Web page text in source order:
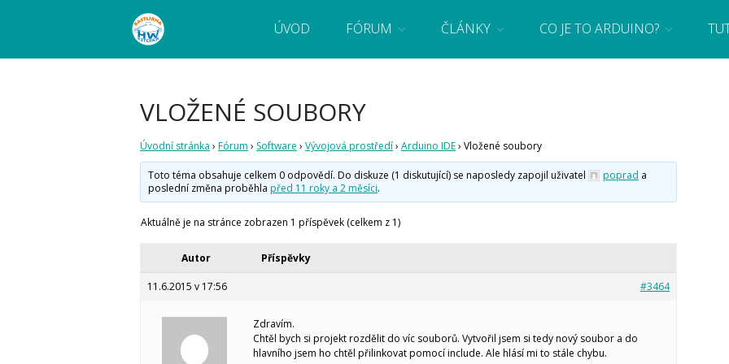
Bastlírna HWKITCHEN
Webový magazín o bastlení a tvoření. Naučte se základy programování a elektroniky zábavnou formou! Arduino a microbit
ÚVOD FÓRUM ČLÁNKY CO JE TO ARDUINO?
VLOŽENÉ SOUBORY
Úvodní stránka › Fórum › Software › Vývojová prostředí› Arduino IDE› Vložené soubory
Toto téma obsahuje celkem 0 odpovědí. Do diskuze (1 diskutující) se naposledy zapojil uživatel poprad a
poslední změna proběhla před 11 roky a 2 měsíci.
Aktuálně je na stránce zobrazen 1 příspěvek (celkem z 1)
Autor Příspěvky
11.6.2015 v 17:56 #3464
Zdravím.
Chtěl bych si projekt rozdělit do víc souborů. Vytvořil jsem si tedy nový soubor a do
hlavního jsem ho chtěl přilinkovat pomocí include. Ale hlásí mi to stále chybu.